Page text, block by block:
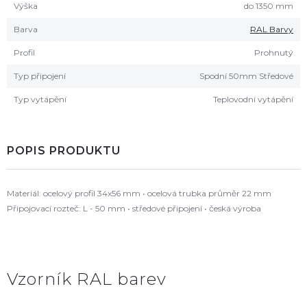
Výška do 1350 mm
Barva RAL Barvy
Profil Prohnutý
Typ připojení Spodní 50mm Středové
Typ vytápění Teplovodní vytápění
POPIS PRODUKTU
Materiál: ocelový profil 34x56 mm • ocelová trubka průměr 22 mm
Připojovací rozteč: L - 50 mm • středové připojení • česká výroba
Vzorník RAL barev